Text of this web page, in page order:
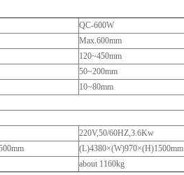
QC-600W
Max.600mm
120~450mm
50~200mm
10~80mm
220V,50/60HZ,3.6Kw
(L)4380×(W)970×(H)1500mm
about 1160kg